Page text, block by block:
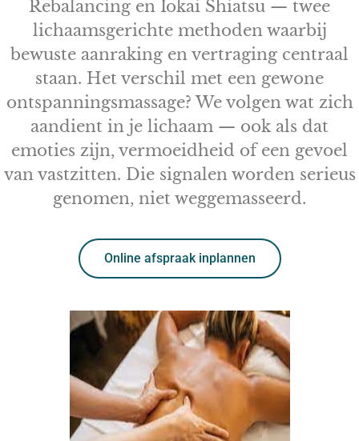
Rebalancing en Iokai Shiatsu — twee
lichaamsgerichte methoden waarbij
bewuste aanraking en vertraging centraal
staan. Het verschil met een gewone
ontspanningsmassage? We volgen wat zich
aandient in je lichaam — ook als dat
emoties zijn, vermoeidheid of een gevoel
van vastzitten. Die signalen worden serieus
genomen, niet weggemasseerd.
Online afspraak inplannen